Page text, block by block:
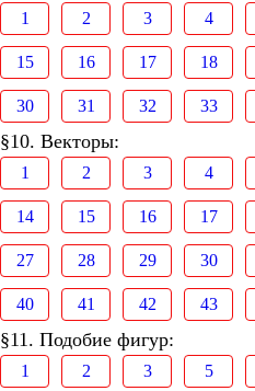
1 2 3 4
15 16 17 18
30 31 32 33
§10. Векторы:
1 2 3 4
14 15 16 17
27 28 29 30
40 41 42 43
§11. Подобие фигур:
1 2 3 5